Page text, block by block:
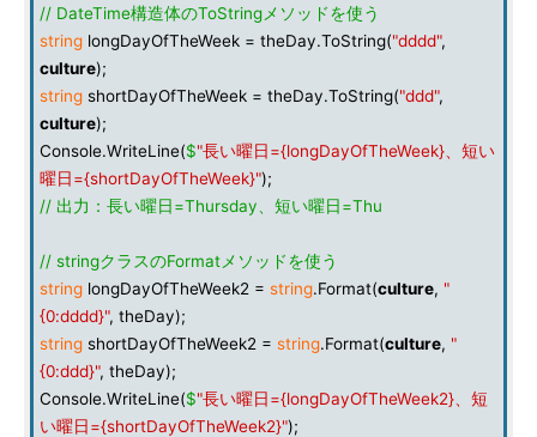
// DateTime構造体のToStringメソッドを使う
string longDayOfTheWeek = theDay.ToString("dddd",
culture);
string shortDayOfTheWeek = theDay.ToString("ddd",
culture);
Console.WriteLine($"長い曜日={longDayOfTheWeek}、短い
曜日={shortDayOfTheWeek}");
// 出力：長い曜日=Thursday、短い曜日=Thu
// stringクラスのFormatメソッドを使う
string longDayOfTheWeek2 = string.Format(culture, "
{0:dddd}", theDay);
string shortDayOfTheWeek2 = string.Format(culture, "
{0:ddd}", theDay);
Console.WriteLine($"長い曜日={longDayOfTheWeek2}、短
い曜日={shortDayOfTheWeek2}");